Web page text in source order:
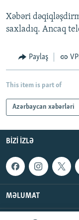
Xəbəri
saxladıq. Ancaq
Paylaş
This item is part of
Azərbaycan xəbərləri
BIZI IZLƏ
MƏLUMAT